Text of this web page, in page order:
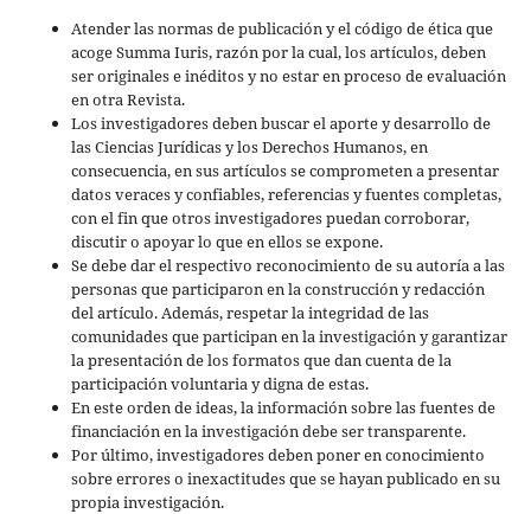
Atender las normas de publicación y el código de ética que
acoge Summa Iuris, razón por la cual, los artículos, deben
ser originales e inéditos y no estar en proceso de evaluación
en otra Revista.
Los investigadores deben buscar el aporte y desarrollo de
las Ciencias Jurídicas y los Derechos Humanos, en
consecuencia, en sus artículos se comprometen a presentar
datos veraces y confiables, referencias y fuentes completas,
con el fin que otros investigadores puedan corroborar,
discutir o apoyar lo que en ellos se expone.
Se debe dar el respectivo reconocimiento de su autoría a las
personas que participaron en la construcción y redacción
del artículo. Además, respetar la integridad de las
comunidades que participan en la investigación y garantizar
la presentación de los formatos que dan cuenta de la
participación voluntaria y digna de estas.
En este orden de ideas, la información sobre las fuentes de
financiación en la investigación debe ser transparente.
Por último, investigadores deben poner en conocimiento
sobre errores o inexactitudes que se hayan publicado en su
propia investigación.